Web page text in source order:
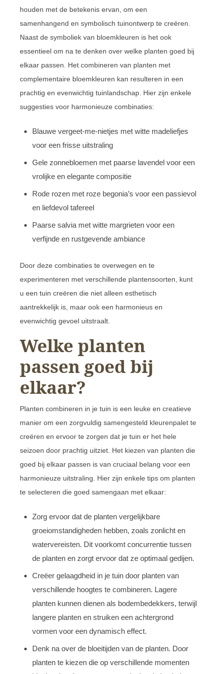
houden met de betekenis ervan, om een
samenhangend en symbolisch tuinontwerp te creëren.
Naast de symboliek van bloemkleuren is het ook
essentieel om na te denken over welke planten goed bij
elkaar passen. Het combineren van planten met
complementaire bloemkleuren kan resulteren in een
prachtig en evenwichtig tuinlandschap. Hier zijn enkele
suggesties voor harmonieuze combinaties:
Blauwe vergeet-me-nietjes met witte madeliefjes
voor een frisse uitstraling
Gele zonnebloemen met paarse lavendel voor een
vrolijke en elegante compositie
Rode rozen met roze begonia’s voor een passievol
en liefdevol tafereel
Paarse salvia met witte margrieten voor een
verfijnde en rustgevende ambiance
Door deze combinaties te overwegen en te
experimenteren met verschillende plantensoorten, kunt
u een tuin creëren die niet alleen esthetisch
aantrekkelijk is, maar ook een harmonieus en
evenwichtig gevoel uitstraalt.
Welke planten
passen goed bij
elkaar?
Planten combineren in je tuin is een leuke en creatieve
manier om een zorgvuldig samengesteld kleurenpalet te
creëren en ervoor te zorgen dat je tuin er het hele
seizoen door prachtig uitziet. Het kiezen van planten die
goed bij elkaar passen is van cruciaal belang voor een
harmonieuze uitstraling. Hier zijn enkele tips om planten
te selecteren die goed samengaan met elkaar:
Zorg ervoor dat de planten vergelijkbare
groeiomstandigheden hebben, zoals zonlicht en
watervereisten. Dit voorkomt concurrentie tussen
de planten en zorgt ervoor dat ze optimaal gedijen.
Creëer gelaagdheid in je tuin door planten van
verschillende hoogtes te combineren. Lagere
planten kunnen dienen als bodembedekkers, terwijl
langere planten en struiken een achtergrond
vormen voor een dynamisch effect.
Denk na over de bloeitijden van de planten. Door
planten te kiezen die op verschillende momenten